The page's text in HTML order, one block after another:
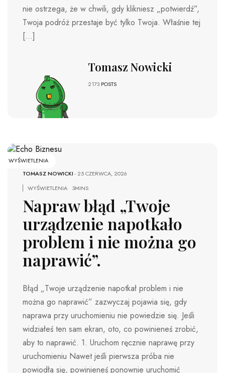
nie ostrzega, że ​​w chwili, gdy klikniesz „potwierdź”,
Twoja podróż przestaje być tylko Twoja. Właśnie tej
[…]
Tomasz Nowicki
2173 POSTS
WYŚWIETLENIA
TOMASZ NOWICKI -25 CZERWCA, 2026
WYŚWIETLENIA
3MINS
Napraw błąd „Twoje
urządzenie napotkało
problem i nie można go
naprawić”.
Błąd „Twoje urządzenie napotkał problem i nie
można go naprawić” zazwyczaj pojawia się, gdy
naprawa przy uruchomieniu nie powiedzie się. Jeśli
widziałeś ten sam ekran, oto, co powinieneś zrobić,
aby to naprawić. 1. Uruchom ręcznie naprawę przy
uruchomieniu Nawet jeśli pierwsza próba nie
powiodła się, powinieneś ponownie uruchomić